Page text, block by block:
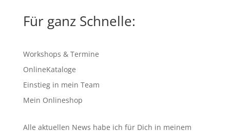
Für ganz Schnelle:
Workshops & Termine
OnlineKataloge
Einstieg in mein Team
Mein Onlineshop
Alle aktuellen News habe ich für Dich in meinem